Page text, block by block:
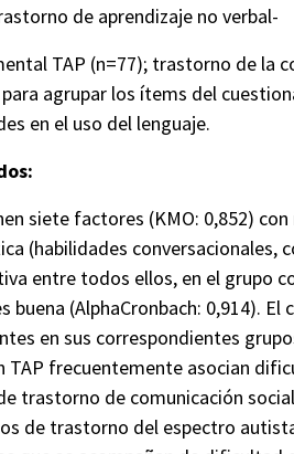
de aprendizaje no verbal-
TAP (n=77); trastorno de la
agrupar los ítems del
en el uso del lenguaje.
siete factores (KMO: 0,852)
(habilidades conversacionales,
entre todos ellos, en el grupo
buena (AlphaCronbach: 0,914). El
en sus correspondientes
TAP frecuentemente asocian
trastorno de comunicación
de trastorno del espectro